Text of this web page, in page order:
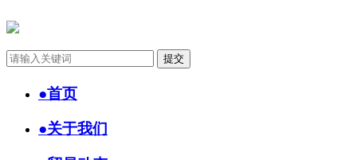
●首页
●关于我们